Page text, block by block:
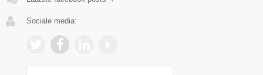
Sociale media: